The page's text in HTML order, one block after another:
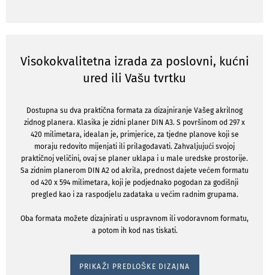
Visokokvalitetna izrada za poslovni, kućni
ured ili Vašu tvrtku
Dostupna su dva praktična formata za dizajniranje Vašeg akrilnog
zidnog planera. Klasika je zidni planer DIN A3. S površinom od 297 x
420 milimetara, idealan je, primjerice, za tjedne planove koji se
moraju redovito mijenjati ili prilagođavati. Zahvaljujući svojoj
praktičnoj veličini, ovaj se planer uklapa i u male uredske prostorije.
Sa zidnim planerom DIN A2 od akrila, prednost dajete većem formatu
od 420 x 594 milimetara, koji je podjednako pogodan za godišnji
pregled kao i za raspodjelu zadataka u većim radnim grupama.
Oba formata možete dizajnirati u uspravnom ili vodoravnom formatu,
a potom ih kod nas tiskati.
PRIKAŽI PREDLOŠKE DIZAJNA